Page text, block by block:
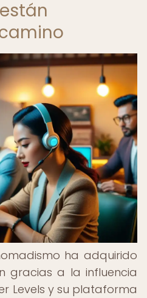
ha adquirido
gracias a la influencia
Levels y su plataforma